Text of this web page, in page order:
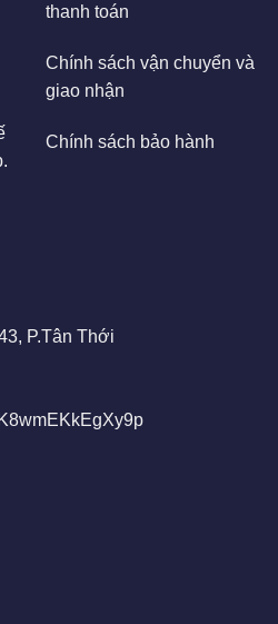
thanh toán
Chính sách vận chuyển và
giao nhận
Chính sách bảo hành
P.Tân Thới